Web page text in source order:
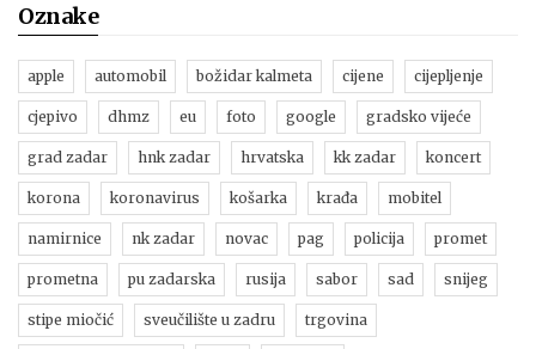
Oznake
apple automobil božidar kalmeta cijene cijepljenje
cjepivo dhmz eu foto google gradsko vijeće
grad zadar hnk zadar hrvatska kk zadar koncert
korona koronavirus košarka krađa mobitel
namirnice nk zadar novac pag policija promet
prometna pu zadarska rusija sabor sad snijeg
stipe miočić sveučilište u zadru trgovina